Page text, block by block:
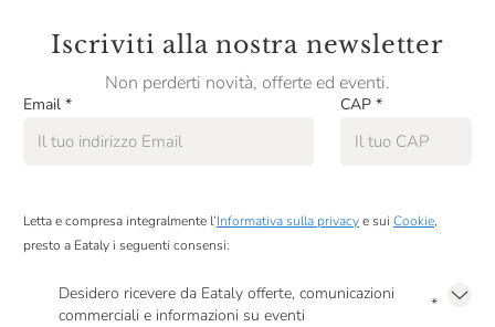
Iscriviti alla nostra newsletter
Non perderti novità, offerte ed eventi.
Email * CAP *
Letta e compresa integralmente l’Informativa sulla privacye sui Cookie,
presto a Eataly i seguenti consensi:
Desidero ricevere da Eataly offerte, comunicazioni
commerciali e informazioni su eventi
*